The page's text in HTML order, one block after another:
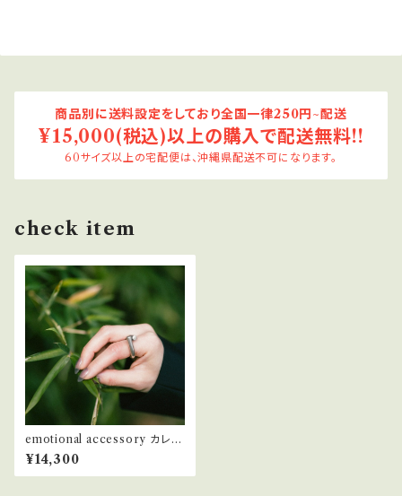
商品別に送料設定をしており全国一律250円~配送
¥15,000(税込)以上の購入で配送無料!!
60サイズ以上の宅配便は、沖縄県配送不可になります。
check item
emotional accessory カレン
シルバー リング #29
¥14,300